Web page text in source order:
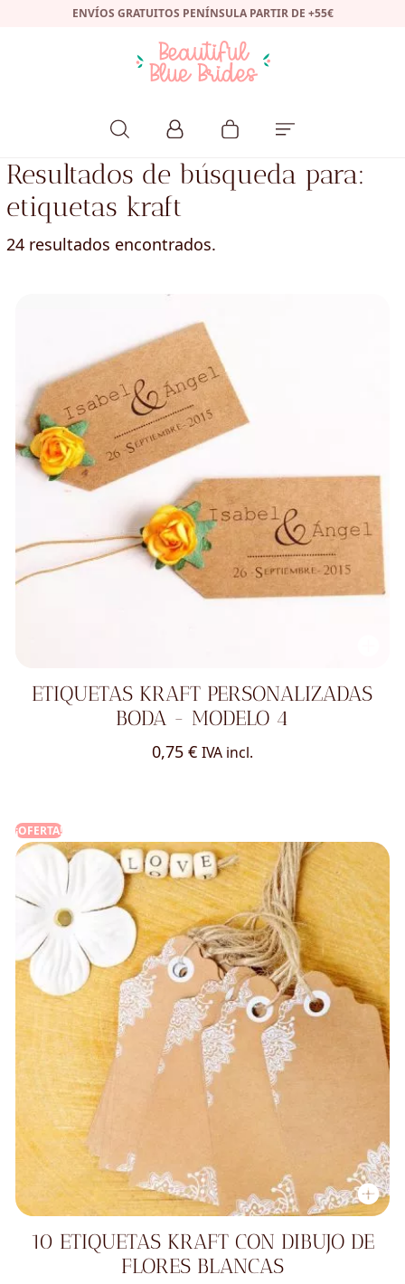
ENVÍOS GRATUITOS PENÍNSULA PARTIR DE +55€
Resultados de búsqueda para:
etiquetas kraft
24 resultados encontrados.
ETIQUETAS KRAFT PERSONALIZADAS
BODA - MODELO 4
0,75 € IVA incl.
¡OFERTA!
10 ETIQUETAS KRAFT CON DIBUJO DE
FLORES BLANCAS